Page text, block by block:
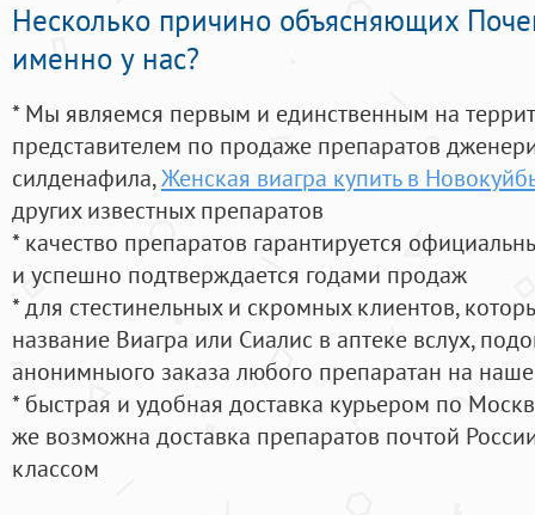
Несколько причино объясняющих
именно у нас?
* Мы являемся первым и единственным на
представителем по продаже препаратов
силденафила,Женская виагра купить в
других известных препаратов
* качество препаратов гарантируется
и успешно подтверждается годами продаж
* для стестинельных и скромных клиентов,
название Виагра или Сиалис в аптеке вслух,
анонимныого заказа любого препаратан на
* быстрая и удобная доставка курьером по
же возможна доставка препаратов почтой
классом